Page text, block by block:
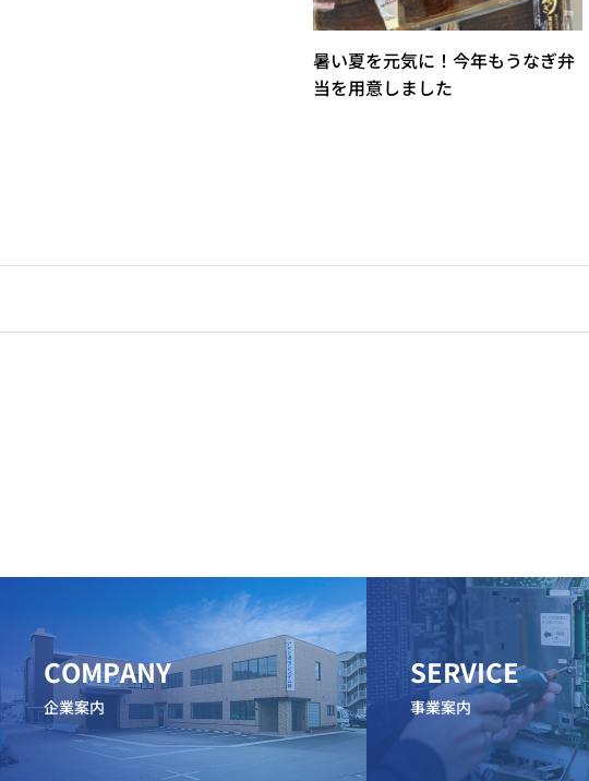
暑い夏を元気に！今年もうなぎ弁
当を用意しました
COMPANY
企業案内
SERVICE
事業案内